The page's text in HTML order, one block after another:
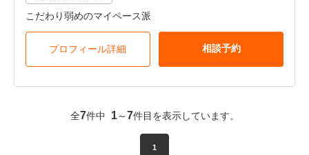
こだわり弱めのマイペース派
プロフィール詳細 相談予約
全7件中 1～7件目を表示しています。
1